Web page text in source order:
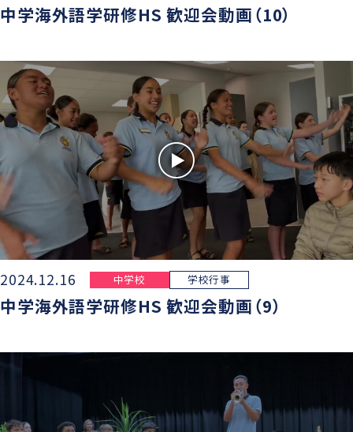
中学海外語学研修HS 歓迎会動画（10）
2024.12.16 中学校 学校行事
中学海外語学研修HS 歓迎会動画（9）